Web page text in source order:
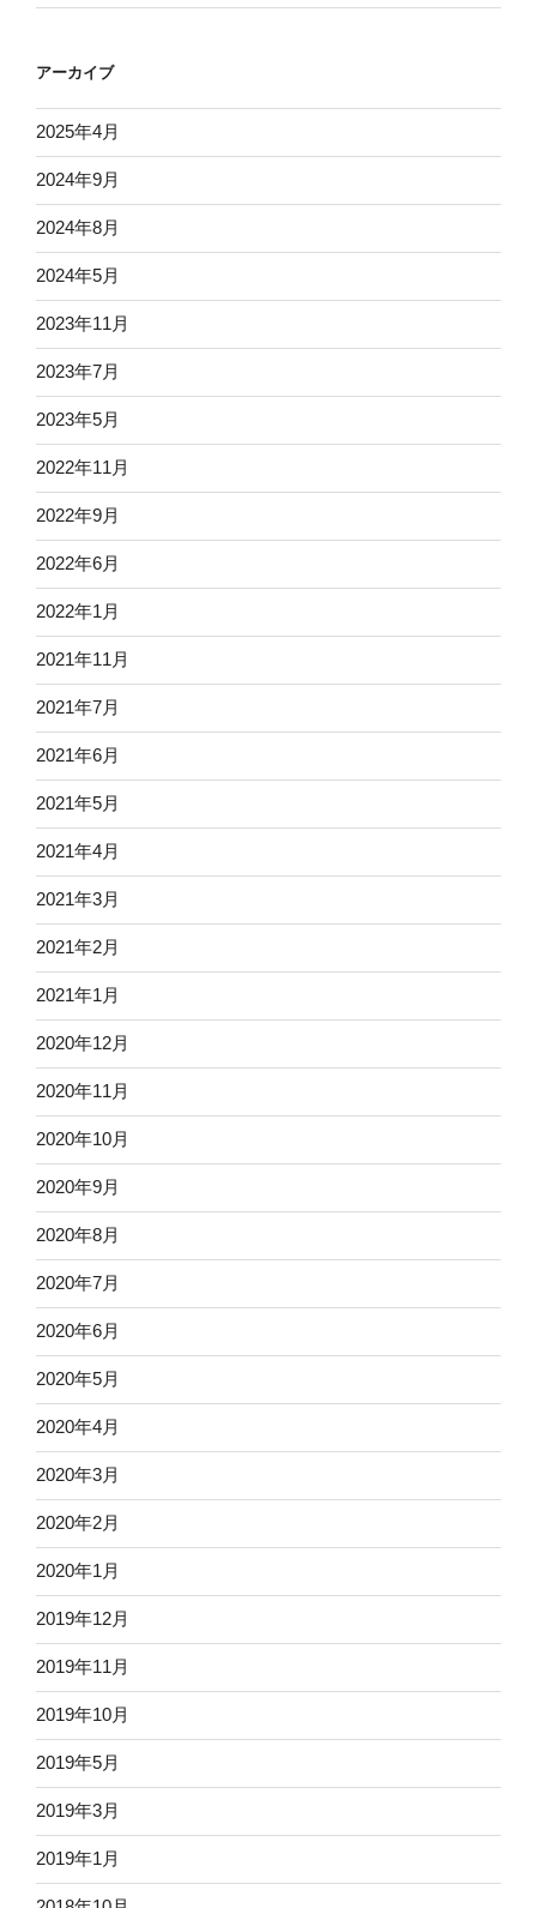
アーカイブ
2025年4月
2024年9月
2024年8月
2024年5月
2023年11月
2023年7月
2023年5月
2022年11月
2022年9月
2022年6月
2022年1月
2021年11月
2021年7月
2021年6月
2021年5月
2021年4月
2021年3月
2021年2月
2021年1月
2020年12月
2020年11月
2020年10月
2020年9月
2020年8月
2020年7月
2020年6月
2020年5月
2020年4月
2020年3月
2020年2月
2020年1月
2019年12月
2019年11月
2019年10月
2019年5月
2019年3月
2019年1月